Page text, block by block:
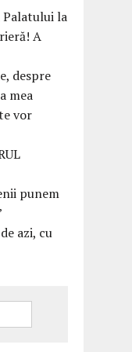
Palatului la
A
despre
mea
vor
punem
azi, cu